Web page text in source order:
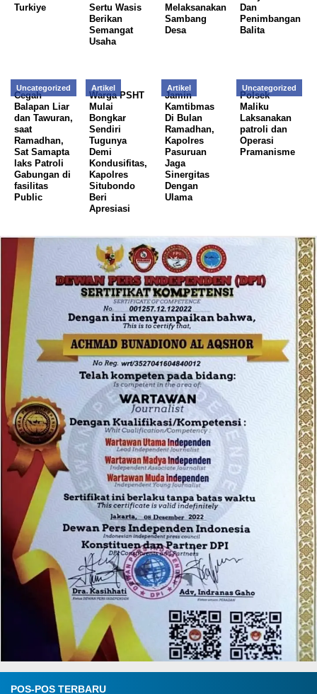
Turkiye
Sertu Wasis
Berikan
Semangat
Usaha
Melaksanakan
Sambang
Desa
Dan
Penimbangan
Balita
Uncategorized
Cegah
Balapan Liar
dan Tawuran,
saat
Ramadhan,
Sat Samapta
laks Patroli
Gabungan di
fasilitas
Public
Artikel
Warga PSHT
Mulai
Bongkar
Sendiri
Tugunya
Demi
Kondusifitas,
Kapolres
Situbondo
Beri
Apresiasi
Artikel
Jamin
Kamtibmas
Di Bulan
Ramadhan,
Kapolres
Pasuruan
Jaga
Sinergitas
Dengan
Ulama
Uncategorized
Polsek
Maliku
Laksanakan
patroli dan
Operasi
Pramanisme
POS-POS TERBARU